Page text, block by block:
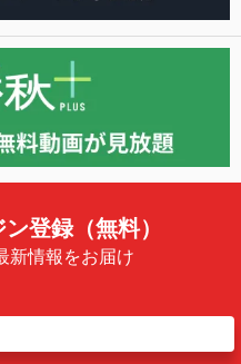
登録（無料）
新情報をお届け